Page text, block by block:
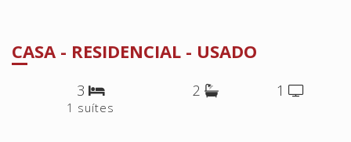
CASA - RESIDENCIAL - USADO
3
1 suítes
2 1